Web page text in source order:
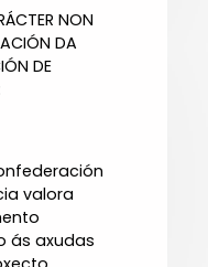
NON
DA
DE
valora
ás axudas